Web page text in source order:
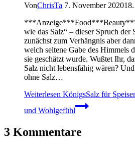
VonChrisTa 7. November 2020
***Anzeige***Food***Beauty***
wie das Salz“ – dieser Spruch der
zunächst zum Verhängnis aber
welch seltene Gabe des Himmels
sie geschätzt wurde. Wußtet Ihr,
Salz nicht lebensfähig wären?
ohne Salz…
Weiterlesen KönigsSalz für
und Wohlgefühl
3 Kommentare